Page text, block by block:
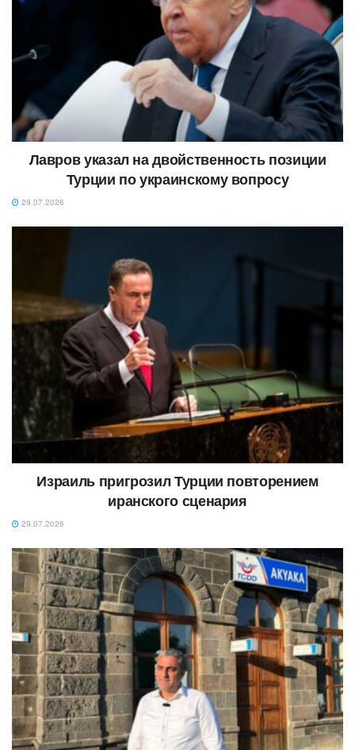
Лавров указал на двойственность позиции
Турции по украинскому вопросу
29.07.2026
Израиль пригрозил Турции повторением
иранского сценария
29.07.2026